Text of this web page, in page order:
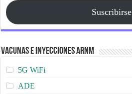
Suscribirse
Vacunas e Inyecciones ARNm
5G WiFi
ADE